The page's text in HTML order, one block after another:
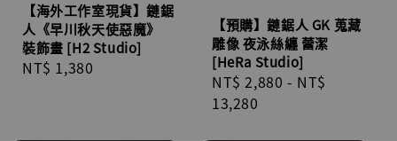
【海外工作室現貨】鏈鋸
人《早川秋天使惡魔》
裝飾畫 [H2 Studio]
Regular
NT$ 1,380
【預購】鏈鋸人 GK 蒐藏
雕像 夜泳絲纏 蕾潔
[HeRa Studio]
Regular
price
NT$ 2,880 - NT$
13,280